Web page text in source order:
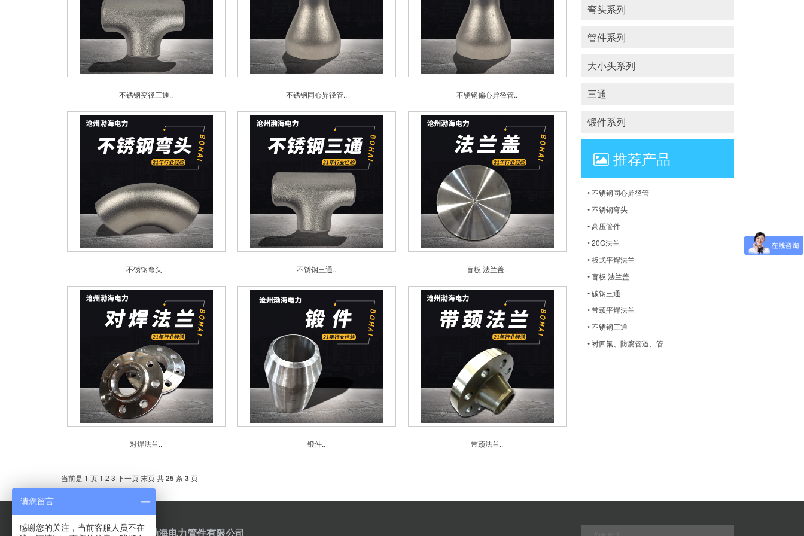
不锈钢变径三通.. 不锈钢同心异径管.. 不锈钢偏心异径管..
不锈钢弯头.. 不锈钢三通.. 盲板 法兰盖..
对焊法兰.. 锻件.. 带颈法兰..
当前是 1 页 1 2 3 下一页末页共25 条 3页
弯头系列
管件系列
大小头系列
三通
锻件系列
推荐产品
• 不锈钢同心异径管
• 不锈钢弯头
• 高压管件
• 20G法兰
• 板式平焊法兰
• 盲板 法兰盖
• 碳钢三通
• 带颈平焊法兰
• 不锈钢三通
• 衬四氟、防腐管道、管
沧州渤海电力管件有限公司
请您留言
感谢您的关注，当前客服人员不在